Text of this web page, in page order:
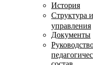
История
Структура
управления
Документы